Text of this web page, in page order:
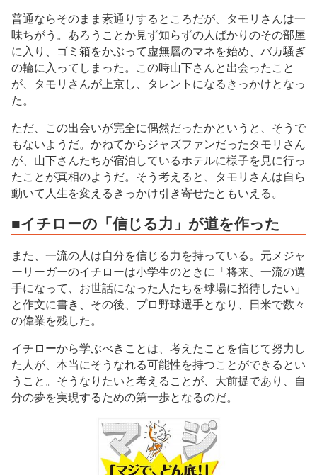
普通ならそのまま素通りするところだが、タモリさんは一
味ちがう。あろうことか見ず知らずの人ばかりのその部屋
に入り、ゴミ箱をかぶって虚無層のマネを始め、バカ騒ぎ
の輪に入ってしまった。この時山下さんと出会ったこと
が、タモリさんが上京し、タレントになるきっかけとなっ
た。
ただ、この出会いが完全に偶然だったかというと、そうで
もないようだ。かねてからジャズファンだったタモリさん
が、山下さんたちが宿泊しているホテルに様子を見に行っ
たことが真相のようだ。そう考えると、タモリさんは自ら
動いて人生を変えるきっかけ引き寄せたともいえる。
■イチローの「信じる力」が道を作った
また、一流の人は自分を信じる力を持っている。元メジャ
ーリーガーのイチローは小学生のときに「将来、一流の選
手になって、お世話になった人たちを球場に招待したい」
と作文に書き、その後、プロ野球選手となり、日米で数々
の偉業を残した。
イチローから学ぶべきことは、考えたことを信じて努力し
た人が、本当にそうなれる可能性を持つことができるとい
うこと。そうなりたいと考えることが、大前提であり、自
分の夢を実現するための第一歩となるのだ。